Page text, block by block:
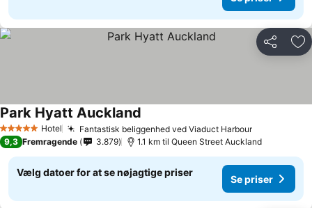
Del
5 Stjerner Hotel Fantastisk beliggenhed ved Viaduct Harbour
Park Hyatt Auckland
9,3 Fremragende 3.879 1.1 km til Queen Street Auckland
Vælg datoer for at se nøjagtige priser
Se priser